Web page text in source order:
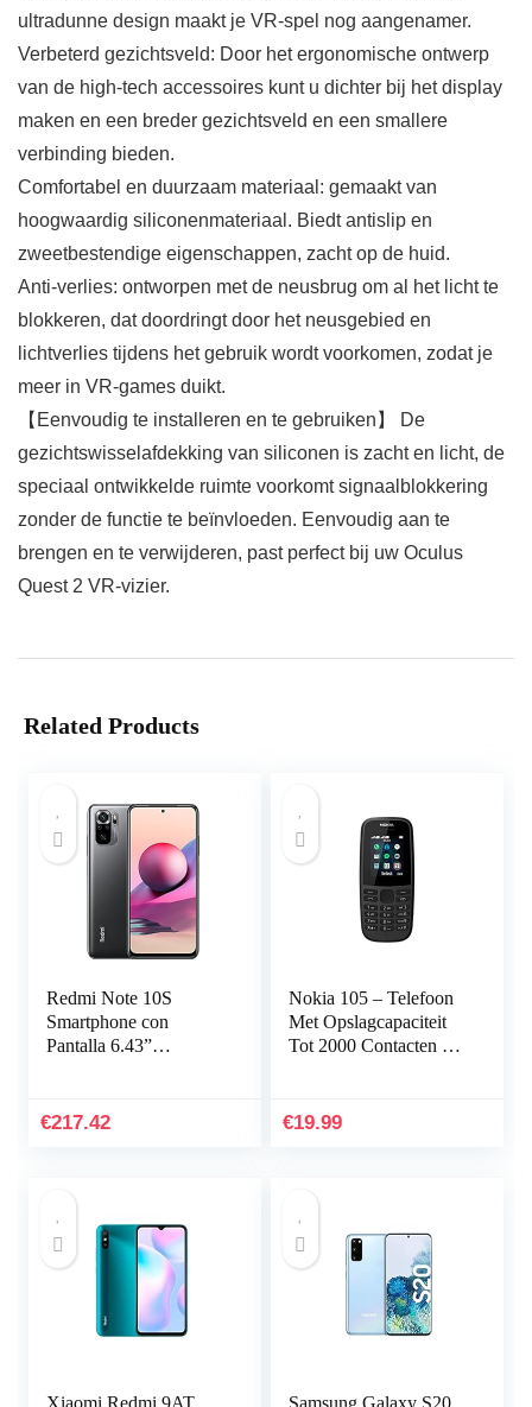
ultradunne design maakt je VR-spel nog aangenamer.
Verbeterd gezichtsveld: Door het ergonomische ontwerp
van de high-tech accessoires kunt u dichter bij het display
maken en een breder gezichtsveld en een smallere
verbinding bieden.
Comfortabel en duurzaam materiaal: gemaakt van
hoogwaardig siliconenmateriaal. Biedt antislip en
zweetbestendige eigenschappen, zacht op de huid.
Anti-verlies: ontworpen met de neusbrug om al het licht te
blokkeren, dat doordringt door het neusgebied en
lichtverlies tijdens het gebruik wordt voorkomen, zodat je
meer in VR-games duikt.
【Eenvoudig te installeren en te gebruiken】 De
gezichtswisselafdekking van siliconen is zacht en licht, de
speciaal ontwikkelde ruimte voorkomt signaalblokkering
zonder de functie te beïnvloeden. Eenvoudig aan te
brengen en te verwijderen, past perfect bij uw Oculus
Quest 2 VR-vizier.
Related Products
Redmi Note 10S
Smartphone con
Pantalla 6.43”
€217.42
Nokia 105 – Telefoon
Met Opslagcapaciteit
Tot 2000 Contacten –
Zaklamp, 4MB, Zwart
€19.99